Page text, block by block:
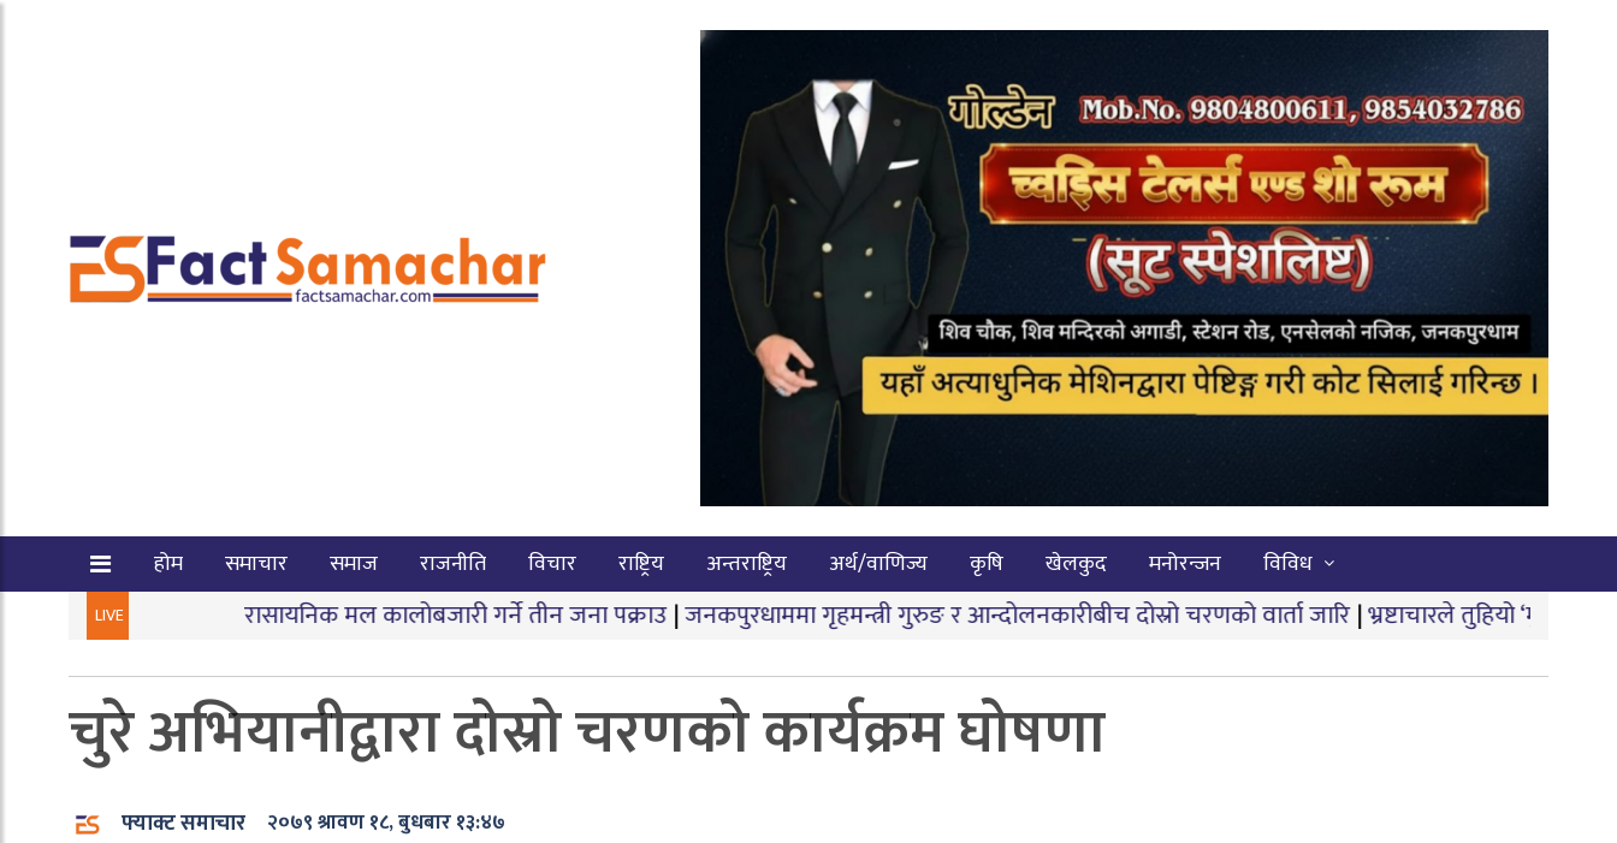
होम समाचार समाज राजनीति विचार राष्ट्रिय अन्तराष्ट्रिय अर्थ/वाणिज्य कृषि खेलकुद मनोरन्जन विविध
LIVEरासायनिक मल कालोबजारी गर्ने तीन जना पक्राउ|जनकपुरधाममा गृहमन्त्री गुरुङ र आन्दोलनकारीबीच दोस्रो चरणको वार्ता जारि|भ्रष्टाचारले तुहियो ‘मुख्यमन्त्री बेटी पढाऊँ,
चुरे अभियानीद्वारा दोस्रो चरणको कार्यक्रम घोषणा
फ्याक्ट समाचार २०७९ श्रावण १८, बुधबार १३:४७